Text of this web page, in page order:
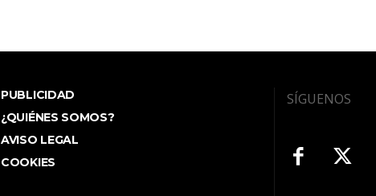
PUBLICIDAD
¿QUIÉNES SOMOS?
AVISO LEGAL
COOKIES
SÍGUENOS